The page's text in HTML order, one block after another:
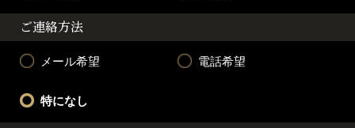
ご連絡方法
メール希望 電話希望
特になし